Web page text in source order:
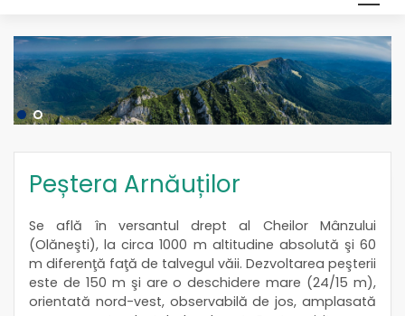
Peștera Arnăuților
Se află în versantul drept al Cheilor Mânzului
(Olăneşti), la circa 1000 m altitudine absolută şi 60
m diferenţă faţă de talvegul văii. Dezvoltarea peşterii
este de 150 m şi are o deschidere mare (24/15 m),
orientată nord-vest, observabilă de jos, amplasată